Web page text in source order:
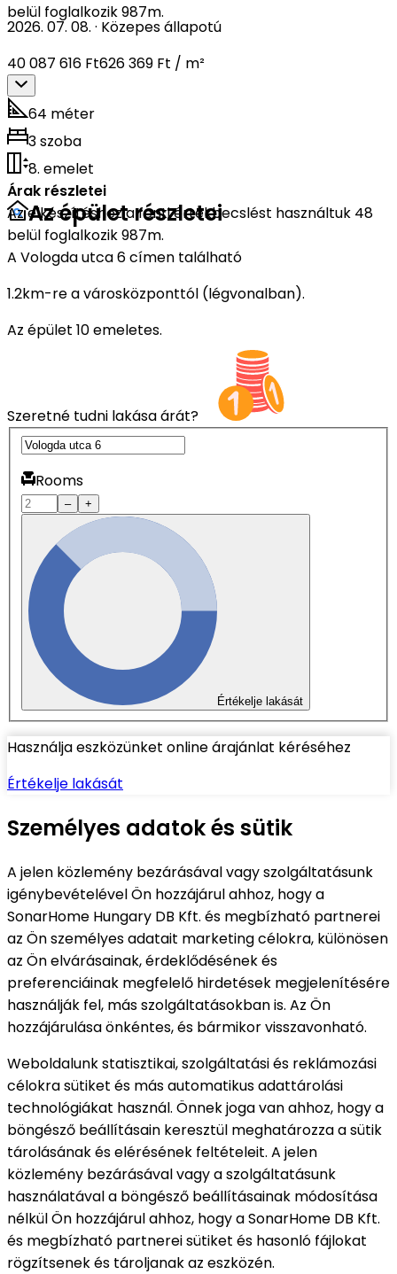
belül foglalkozik 987m.
2026. 07. 08. · Közepes állapotú
40 087 616 Ft626 369 Ft / m²
64 méter
3 szoba
8. emelet
Árak részletei
Az elkészítéshez a fenti értékbecslést használtuk 48
belül foglalkozik 987m.
Az épület részletei
A Vologda utca 6 címen található
1.2km-re a városközponttól (légvonalban).
Az épület 10 emeletes.
Szeretné tudni lakása árát?
Rooms
– +
Értékelje lakását
Használja eszközünket online árajánlat kéréséhez
Értékelje lakását
Személyes adatok és sütik
A jelen közlemény bezárásával vagy szolgáltatásunk
igénybevételével Ön hozzájárul ahhoz, hogy a
SonarHome Hungary DB Kft. és megbízható partnerei
az Ön személyes adatait marketing célokra, különösen
az Ön elvárásainak, érdeklődésének és
preferenciáinak megfelelő hirdetések megjelenítésére
használják fel, más szolgáltatásokban is. Az Ön
hozzájárulása önkéntes, és bármikor visszavonható.
Weboldalunk statisztikai, szolgáltatási és reklámozási
célokra sütiket és más automatikus adattárolási
technológiákat használ. Önnek joga van ahhoz, hogy a
böngésző beállításain keresztül meghatározza a sütik
tárolásának és elérésének feltételeit. A jelen
közlemény bezárásával vagy a szolgáltatásunk
használatával a böngésző beállításainak módosítása
nélkül Ön hozzájárul ahhoz, hogy a SonarHome DB Kft.
és megbízható partnerei sütiket és hasonló fájlokat
rögzítsenek és tároljanak az eszközén.